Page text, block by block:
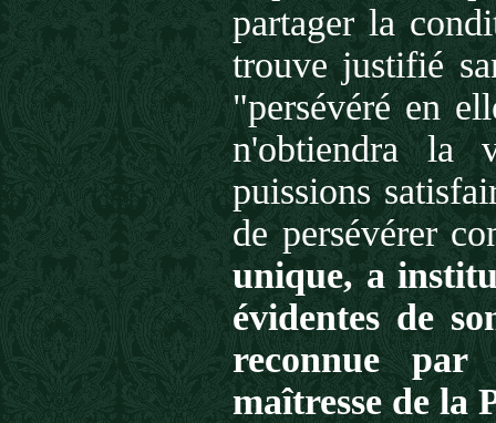
partager la
trouve justifié
"persévéré en
n'obtiendra la
puissions
de persévérer
unique, a
évidentes de
reconnue
maîtresse de la